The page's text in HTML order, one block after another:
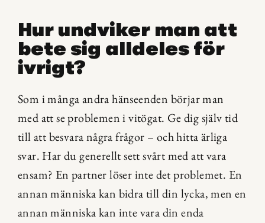
Hur undviker man att
bete sig alldeles för
ivrigt?
Som i många andra hänseenden börjar man
med att se problemen i vitögat. Ge dig själv tid
till att besvara några frågor – och hitta ärliga
svar. Har du generellt sett svårt med att vara
ensam? En partner löser inte det problemet. En
annan människa kan bidra till din lycka, men en
annan människa kan inte vara din enda